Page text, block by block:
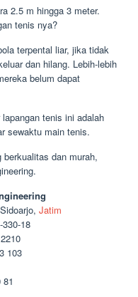
2.5 m hingga 3 meter.
tenis nya?
terpental liar, jika tidak
dan hilang. Lebih-lebih
belum dapat
tenis ini adalah
sewaktu main tenis.
dan murah,
Jatim
18
103